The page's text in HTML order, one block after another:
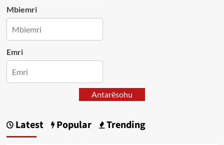
Mbiemri
Emri
Antarësohu
Latest Popular Trending